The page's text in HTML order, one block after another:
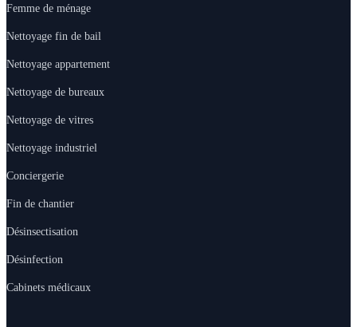
Femme de ménage
Nettoyage fin de bail
Nettoyage appartement
Nettoyage de bureaux
Nettoyage de vitres
Nettoyage industriel
Conciergerie
Fin de chantier
Désinsectisation
Désinfection
Cabinets médicaux